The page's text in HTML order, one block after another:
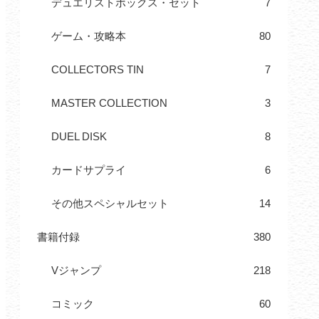
ゲーム・攻略本 80
COLLECTORS TIN 7
MASTER COLLECTION 3
DUEL DISK 8
カードサプライ 6
その他スペシャルセット 14
書籍付録 380
Vジャンプ 218
コミック 60